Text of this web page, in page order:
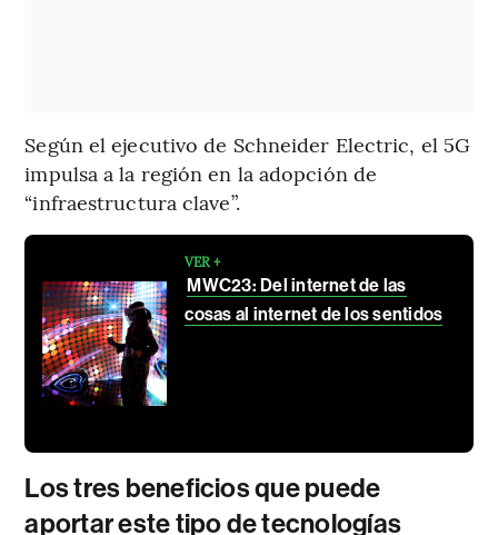
Según el ejecutivo de Schneider Electric, el 5G
impulsa a la región en la adopción de
“infraestructura clave”.
VER +
MWC23: Del internet de las
cosas al internet de los sentidos
Los tres beneficios que puede
aportar este tipo de tecnologías